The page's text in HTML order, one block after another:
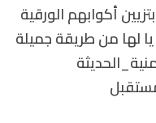
أكوابهم الورقية
يا لها من طريقة جميلة